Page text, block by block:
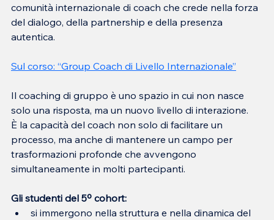
comunità internazionale di coach che crede nella forza
del dialogo, della partnership e della presenza
autentica.
Sul corso: “Group Coach di Livello Internazionale”
Il coaching di gruppo è uno spazio in cui non nasce
solo una risposta, ma un nuovo livello di interazione.
È la capacità del coach non solo di facilitare un
processo, ma anche di mantenere un campo per
trasformazioni profonde che avvengono
simultaneamente in molti partecipanti.
Gli studenti del 5º cohort:
si immergono nella struttura e nella dinamica del